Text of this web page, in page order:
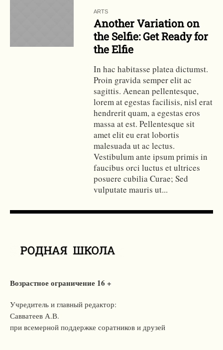
ARTS
Another Variation on
the Selfie: Get Ready for
the Elfie
In hac habitasse platea dictumst.
Proin gravida semper elit ac
sagittis. Aenean pellentesque,
lorem at egestas facilisis, nisl erat
hendrerit quam, a egestas eros
massa at est. Pellentesque sit
amet elit eu erat lobortis
malesuada ut ac lectus.
Vestibulum ante ipsum primis in
faucibus orci luctus et ultrices
posuere cubilia Curae; Sed
vulputate mauris ut...
Возрастное ограничение 16 +
Учредитель и главный редактор:
Савватеев А.В.
при всемерной поддержке соратников и друзей